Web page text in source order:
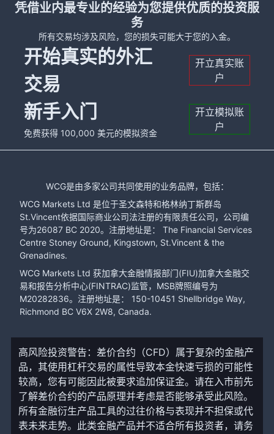
凭借业内最专业的经验为您提供优质的投资服
务
所有交易均涉及风险，您的损失可能大于您的入金。
开始真实的外汇
交易
开立真实账
户
新手入门
免费获得 100,000 美元的模拟资金
开立模拟账
户
WCG是由多家公司共同使用的业务品牌，包括：
WCG Markets Ltd 是位于圣文森特和格林纳丁斯群岛
St.Vincent依据国际商业公司法注册的有限责任公司，公司编
号为26087 BC 2020。注册地址是： The Financial Services
Centre Stoney Ground, Kingstown, St.Vincent & the
Grenadines.
WCG Markets Ltd 获加拿大金融情报部门(FIU)加拿大金融交
易和报告分析中心(FINTRAC)监管，MSB牌照编号为
M20282836。注册地址是： 150-10451 Shellbridge Way,
Richmond BC V6X 2W8, Canada.
高风险投资警告：差价合约（CFD）属于复杂的金融产
品，其使用杠杆交易的属性导致本金快速亏损的可能性
较高，您有可能因此被要求追加保证金。请在入市前先
了解差价合约的产品原理并考虑是否能够承受此风险。
所有金融衍生产品工具的过往价格与表现并不担保或代
表未来走势。此类金融产品并不适合所有投资者，请务